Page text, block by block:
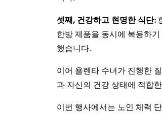
셋째, 건강하고 현명한 식단:
한방 제품을 동시에 복용하
했습니다.
이어 욜렌타 수녀가 진행한
과 자신의 건강 상태에 적합
이번 행사에서는 노인 체력